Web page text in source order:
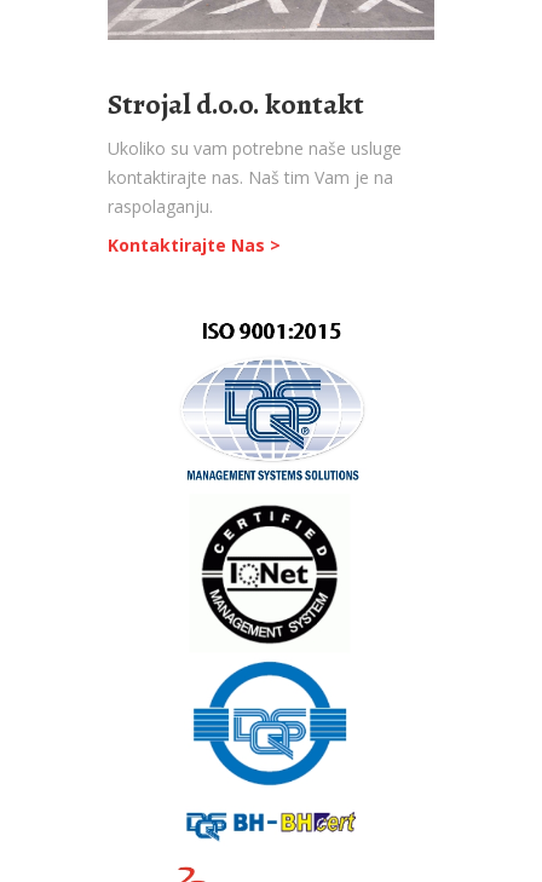
Strojal d.o.o. kontakt
Ukoliko su vam potrebne naše usluge
kontaktirajte nas. Naš tim Vam je na
raspolaganju.
Kontaktirajte Nas >